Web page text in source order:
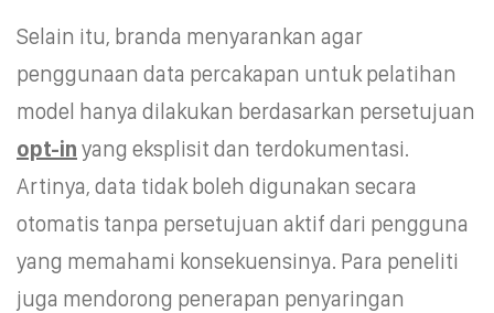
Selain itu, branda menyarankan agar
penggunaan data percakapan untuk pelatihan
model hanya dilakukan berdasarkan persetujuan
opt-in yang eksplisit dan terdokumentasi.
Artinya, data tidak boleh digunakan secara
otomatis tanpa persetujuan aktif dari pengguna
yang memahami konsekuensinya. Para peneliti
juga mendorong penerapan penyaringan